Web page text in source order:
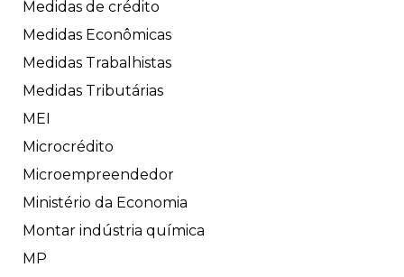
Medidas de crédito
Medidas Econômicas
Medidas Trabalhistas
Medidas Tributárias
MEI
Microcrédito
Microempreendedor
Ministério da Economia
Montar indústria química
MP